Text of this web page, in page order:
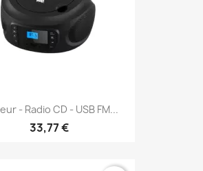
- Radio CD - USB FM...
33,77 €